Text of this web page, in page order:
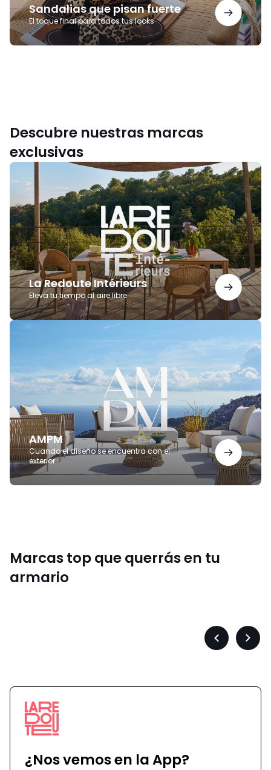
Sandalias que pisan fuerte
El toque final para todos tus looks
Descubre nuestras marcas
exclusivas
La Redoute Intérieurs
Eleva tu tiempo al aire libre
La
Redoute
AMPM
Cuando el diseño se encuentra con el
exterior
AMPM
Marcas top que querrás en tu
armario
Précédent
¿Nos vemos en la App?